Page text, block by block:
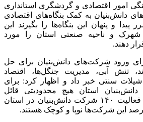
امور اقتصادی و گردشگری استانداری
دانش‌بنیان به کمک بنگاه‌های اقتصادی
پیدا و پنهان این بنگاه‌ها را بگیرند این
می‌توانند ۳۸ شهرک و ناحیه صنعتی استان را مورد
دهند.
ورود شرکت‌های دانش‌بنیان برای حل
تنش آبی، مدیریت جنگل‌ها، اقتصاد
سنتی خبر داد و اظهار کرد: برای
استان هیچ محدودیتی قائل
نیستیم. وی در ادامه از فعالیت ۱۴۰ شرکت دانش‌بنیان در استان